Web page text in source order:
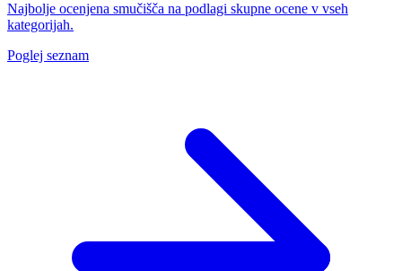
Najbolje ocenjena smučišča na podlagi skupne ocene v vseh
kategorijah.
Poglej seznam